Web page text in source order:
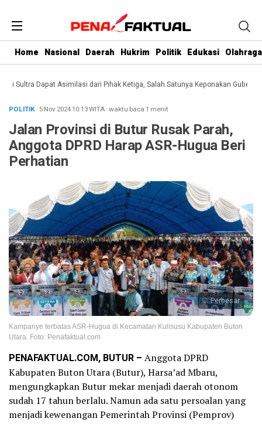
Home Nasional Daerah Hukrim Politik Edukasi Olahraga
Dapat Asimilasi dari Pihak Ketiga, Salah Satunya Keponakan Gubernur
POLITIK· 5 Nov 202410:13WITA·waktu baca 1 menit
Jalan Provinsi di Butur Rusak Parah,
Anggota DPRD Harap ASR-Hugua Beri
Perhatian
Perbesar
Kampanye terbatas ASR-Hugua di Kecamatan Kulisusu Kabupaten Buton
Utara. Foto: Penafaktual.com
PENAFAKTUAL.COM, BUTUR – Anggota DPRD
Kabupaten Buton Utara (Butur), Harsa’ad Mbaru,
mengungkapkan Butur mekar menjadi daerah otonom
sudah 17 tahun berlalu. Namun ada satu persoalan yang
menjadi kewenangan Pemerintah Provinsi (Pemprov)